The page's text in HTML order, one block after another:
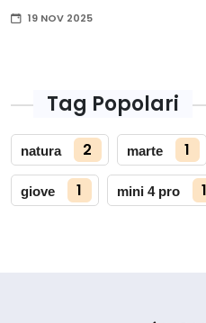
19 NOV 2025
Tag Popolari
natura 2 marte 1
giove 1 mini 4 pro 1